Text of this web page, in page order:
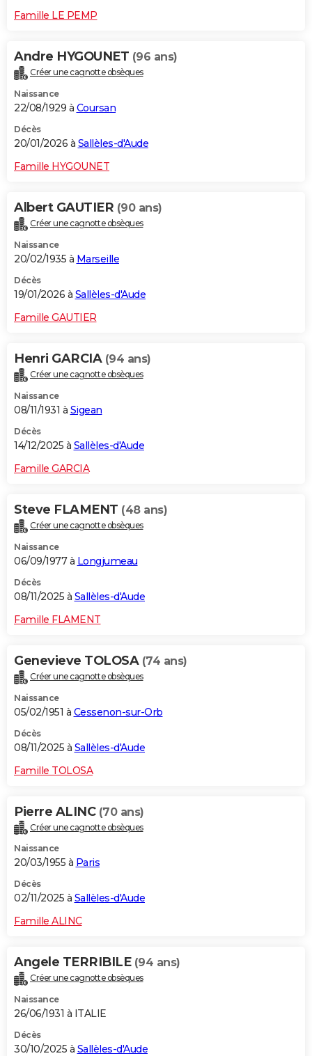
Famille LE PEMP
Andre HYGOUNET (96 ans)
Créer une cagnotte obsèques
Naissance
22/08/1929 à Coursan
Décès
20/01/2026 à Sallèles-d'Aude
Famille HYGOUNET
Albert GAUTIER (90 ans)
Créer une cagnotte obsèques
Naissance
20/02/1935 à Marseille
Décès
19/01/2026 à Sallèles-d'Aude
Famille GAUTIER
Henri GARCIA (94 ans)
Créer une cagnotte obsèques
Naissance
08/11/1931 à Sigean
Décès
14/12/2025 à Sallèles-d'Aude
Famille GARCIA
Steve FLAMENT (48 ans)
Créer une cagnotte obsèques
Naissance
06/09/1977 à Longjumeau
Décès
08/11/2025 à Sallèles-d'Aude
Famille FLAMENT
Genevieve TOLOSA (74 ans)
Créer une cagnotte obsèques
Naissance
05/02/1951 à Cessenon-sur-Orb
Décès
08/11/2025 à Sallèles-d'Aude
Famille TOLOSA
Pierre ALINC (70 ans)
Créer une cagnotte obsèques
Naissance
20/03/1955 à Paris
Décès
02/11/2025 à Sallèles-d'Aude
Famille ALINC
Angele TERRIBILE (94 ans)
Créer une cagnotte obsèques
Naissance
26/06/1931 à ITALIE
Décès
30/10/2025 à Sallèles-d'Aude